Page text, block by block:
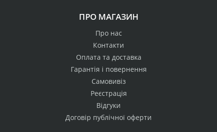
ПРО МАГАЗИН
Про нас
Контакти
Оплата та доставка
Гарантія і повернення
Самовивіз
Реєстрація
Відгуки
Договір публічної оферти